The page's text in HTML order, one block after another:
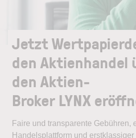
Jetzt
den Aktienhandel
den Aktien-
Broker LYNX
Faire und transparente Gebühren,
Handelsplattform und erstklassiger